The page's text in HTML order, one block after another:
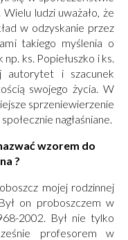
ludzi uważało, że
w odzyskanie przez
takiego myślenia o
ks. Popiełuszko i ks.
autorytet i szacunek
swojego życia. W
sprzeniewierzenie
nagłaśniane.
wzorem do
?
mojej rodzinnej
on proboszczem w
2002. Był nie tylko
profesorem w